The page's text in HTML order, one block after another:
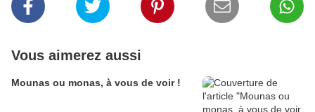
Vous aimerez aussi
Mounas ou monas, à vous de voir !